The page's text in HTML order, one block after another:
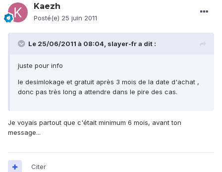
Kaezh
Posté(e) 25 juin 2011
Le 25/06/2011 à 08:04, slayer-fr a dit :
juste pour info
le desimlokage et gratuit après 3 mois de la date d'achat ,
donc pas très long a attendre dans le pire des cas.
Je voyais partout que c'était minimum 6 mois, avant ton
message...
Citer